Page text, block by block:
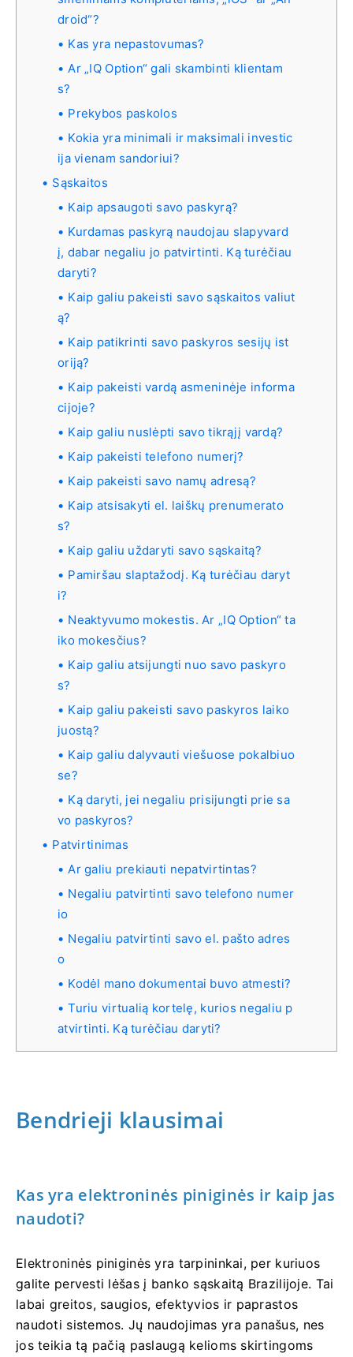
droid“?
Kas yra nepastovumas?
Ar „IQ Option“ gali skambinti klientam
s?
Prekybos paskolos
Kokia yra minimali ir maksimali investic
ija vienam sandoriui?
Sąskaitos
Kaip apsaugoti savo paskyrą?
Kurdamas paskyrą naudojau slapyvard
į, dabar negaliu jo patvirtinti. Ką turėčiau
daryti?
Kaip galiu pakeisti savo sąskaitos valiut
ą?
Kaip patikrinti savo paskyros sesijų ist
oriją?
Kaip pakeisti vardą asmeninėje informa
cijoje?
Kaip galiu nuslėpti savo tikrąjį vardą?
Kaip pakeisti telefono numerį?
Kaip pakeisti savo namų adresą?
Kaip atsisakyti el. laiškų prenumerato
s?
Kaip galiu uždaryti savo sąskaitą?
Pamiršau slaptažodį. Ką turėčiau daryt
i?
Neaktyvumo mokestis. Ar „IQ Option“ ta
iko mokesčius?
Kaip galiu atsijungti nuo savo paskyro
s?
Kaip galiu pakeisti savo paskyros laiko
juostą?
Kaip galiu dalyvauti viešuose pokalbiuo
se?
Ką daryti, jei negaliu prisijungti prie sa
vo paskyros?
Patvirtinimas
Ar galiu prekiauti nepatvirtintas?
Negaliu patvirtinti savo telefono numer
io
Negaliu patvirtinti savo el. pašto adres
o
Kodėl mano dokumentai buvo atmesti?
Turiu virtualią kortelę, kurios negaliu p
atvirtinti. Ką turėčiau daryti?
Bendrieji klausimai
Kas yra elektroninės piniginės ir kaip jas
naudoti?
Elektroninės piniginės yra tarpininkai, per kuriuos
galite pervesti lėšas į banko sąskaitą Brazilijoje. Tai
labai greitos, saugios, efektyvios ir paprastos
naudoti sistemos. Jų naudojimas yra panašus, nes
jos teikia tą pačią paslaugą kelioms skirtingoms